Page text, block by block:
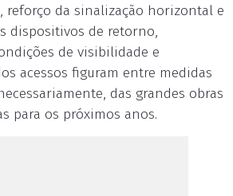
reforço da sinalização horizontal e
dispositivos de retorno,
de visibilidade e
acessos figuram entre medidas
das grandes obras
para os próximos anos.